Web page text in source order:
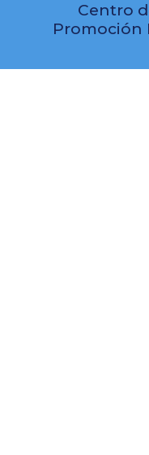
Centro
Promoción